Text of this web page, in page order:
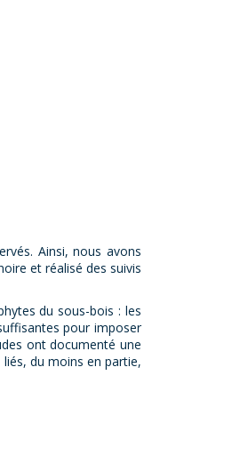
Ainsi, nous avons
et réalisé des suivis
du sous-bois : les
pour imposer
ont documenté une
du moins en partie,